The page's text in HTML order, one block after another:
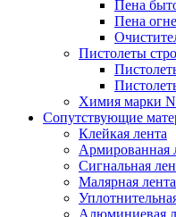
Пена
Пена
Пистолеты
Химия марки
Сопутствующие
Клейкая лента
Армированная
Сигнальная
Малярная лента